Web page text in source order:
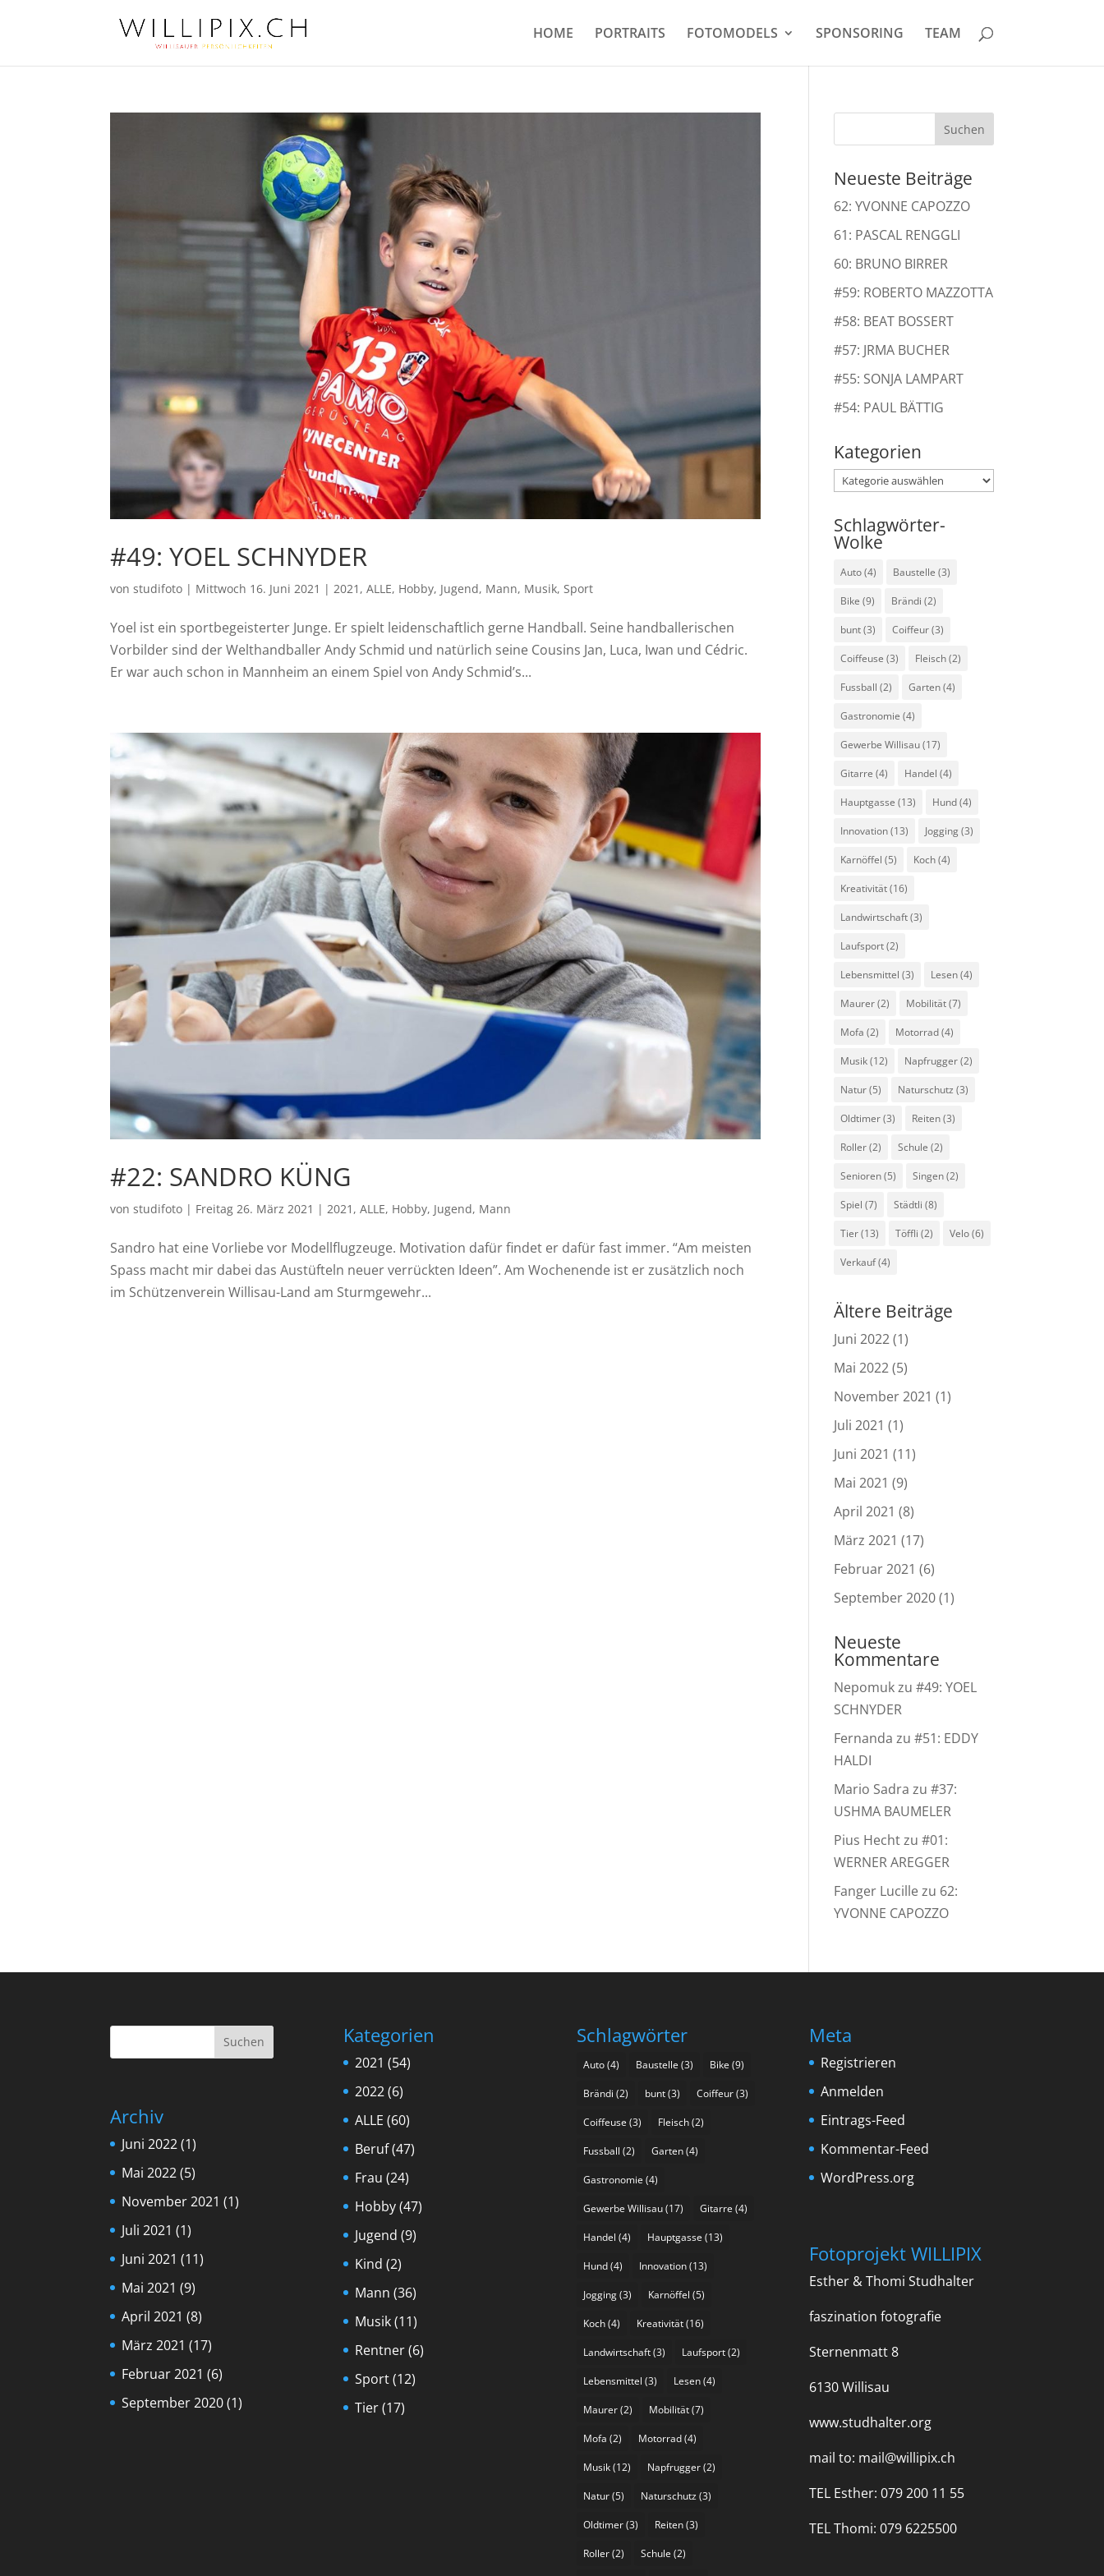
HOME PORTRAITS FOTOMODELS SPONSORING TEAM
#49: YOEL SCHNYDER
vonstudifoto | Mittwoch 16. Juni 2021 | 2021 ,ALLE, Hobby, Jugend, Mann, Musik, Sport
Yoel ist ein sportbegeisterter Junge. Er spielt leidenschaftlich gerne Handball. Seine handballerischen
Vorbilder sind der Welthandballer Andy Schmid und natürlich seine Cousins Jan, Luca, Iwan und Cédric.
Er war auch schon in Mannheim an einem Spiel von Andy Schmid’s...
#22: SANDRO KÜNG
vonstudifoto | Freitag 26. März 2021 | 2021 ,ALLE, Hobby, Jugend, Mann
Sandro hat eine Vorliebe vor Modellflugzeuge. Motivation dafür findet er dafür fast immer. “Am meisten
Spass macht mir dabei das Austüfteln neuer verrückten Ideen”. Am Wochenende ist er zusätzlich noch
im Schützenverein Willisau-Land am Sturmgewehr...
Neueste Beiträge
62: YVONNE CAPOZZO
61: PASCAL RENGGLI
60: BRUNO BIRRER
#59: ROBERTO MAZZOTTA
#58: BEAT BOSSERT
#57: JRMA BUCHER
#55: SONJA LAMPART
#54: PAUL BÄTTIG
Kategorien
Kategorien
Schlagwörter-
Wolke
Auto(4) Baustelle (3)
Bike (9) Brändi (2)
bunt(3) Coiffeur(3)
Coiffeuse (3) Fleisch(2)
Fussball (2) Garten(4)
Gastronomie (4)
Gewerbe Willisau(17)
Gitarre (4) Handel (4)
Hauptgasse (13) Hund(4)
Innovation(13) Jogging(3)
Karnöffel (5) Koch(4)
Kreativität(16)
Landwirtschaft(3)
Laufsport(2)
Lebensmittel (3) Lesen(4)
Maurer(2) Mobilität(7)
Mofa (2) Motorrad(4)
Musik(12) Napfrugger(2)
Natur(5) Naturschutz (3)
Oldtimer(3) Reiten(3)
Roller(2) Schule (2)
Senioren(5) Singen(2)
Spiel (7) Städtli (8)
Tier(13) Töffli (2) Velo(6)
Verkauf(4)
Ältere Beiträge
Juni 2022(1)
Mai 2022(5)
November 2021 (1)
Juli 2021 (1)
Juni 2021 (11)
Mai 2021 (9)
April 2021 (8)
März 2021 (17)
Februar 2021 (6)
September 2020(1)
Neueste
Kommentare
Nepomukzu#49: YOEL
SCHNYDER
Fernanda zu#51: EDDY
HALDI
Mario Sadra zu#37:
USHMA BAUMELER
Pius Hechtzu#01:
WERNER AREGGER
Fanger Lucillezu 62:
YVONNE CAPOZZO
Archiv
Juni 2022(1)
Mai 2022(5)
November 2021 (1)
Juli 2021 (1)
Juni 2021 (11)
Mai 2021 (9)
April 2021 (8)
März 2021 (17)
Februar 2021 (6)
September 2020(1)
Kategorien
2021 (54)
2022(6)
ALLE (60)
Beruf(47)
Frau (24)
Hobby(47)
Jugend (9)
Kind (2)
Mann (36)
Musik(11)
Rentner(6)
Sport(12)
Tier(17)
Schlagwörter
Auto(4) Baustelle (3) Bike (9)
Brändi (2) bunt(3) Coiffeur(3)
Coiffeuse (3) Fleisch(2)
Fussball (2) Garten(4)
Gastronomie (4)
Gewerbe Willisau(17) Gitarre (4)
Handel (4) Hauptgasse (13)
Hund(4) Innovation(13)
Jogging(3) Karnöffel (5)
Koch(4) Kreativität(16)
Landwirtschaft(3) Laufsport(2)
Lebensmittel (3) Lesen(4)
Maurer(2) Mobilität(7)
Mofa (2) Motorrad(4)
Musik(12) Napfrugger(2)
Natur(5) Naturschutz(3)
Oldtimer(3) Reiten(3)
Roller(2) Schule (2)
Meta
Registrieren
Anmelden
Eintrags-Feed
Kommentar-Feed
WordPress.org
Fotoprojekt WILLIPIX
Esther & Thomi Studhalter
faszination fotografie
Sternenmatt 8
6130 Willisau
www.studhalter.org
mail to: mail@willipix.ch
TEL Esther: 079 200 11 55
TEL Thomi: 079 6225500